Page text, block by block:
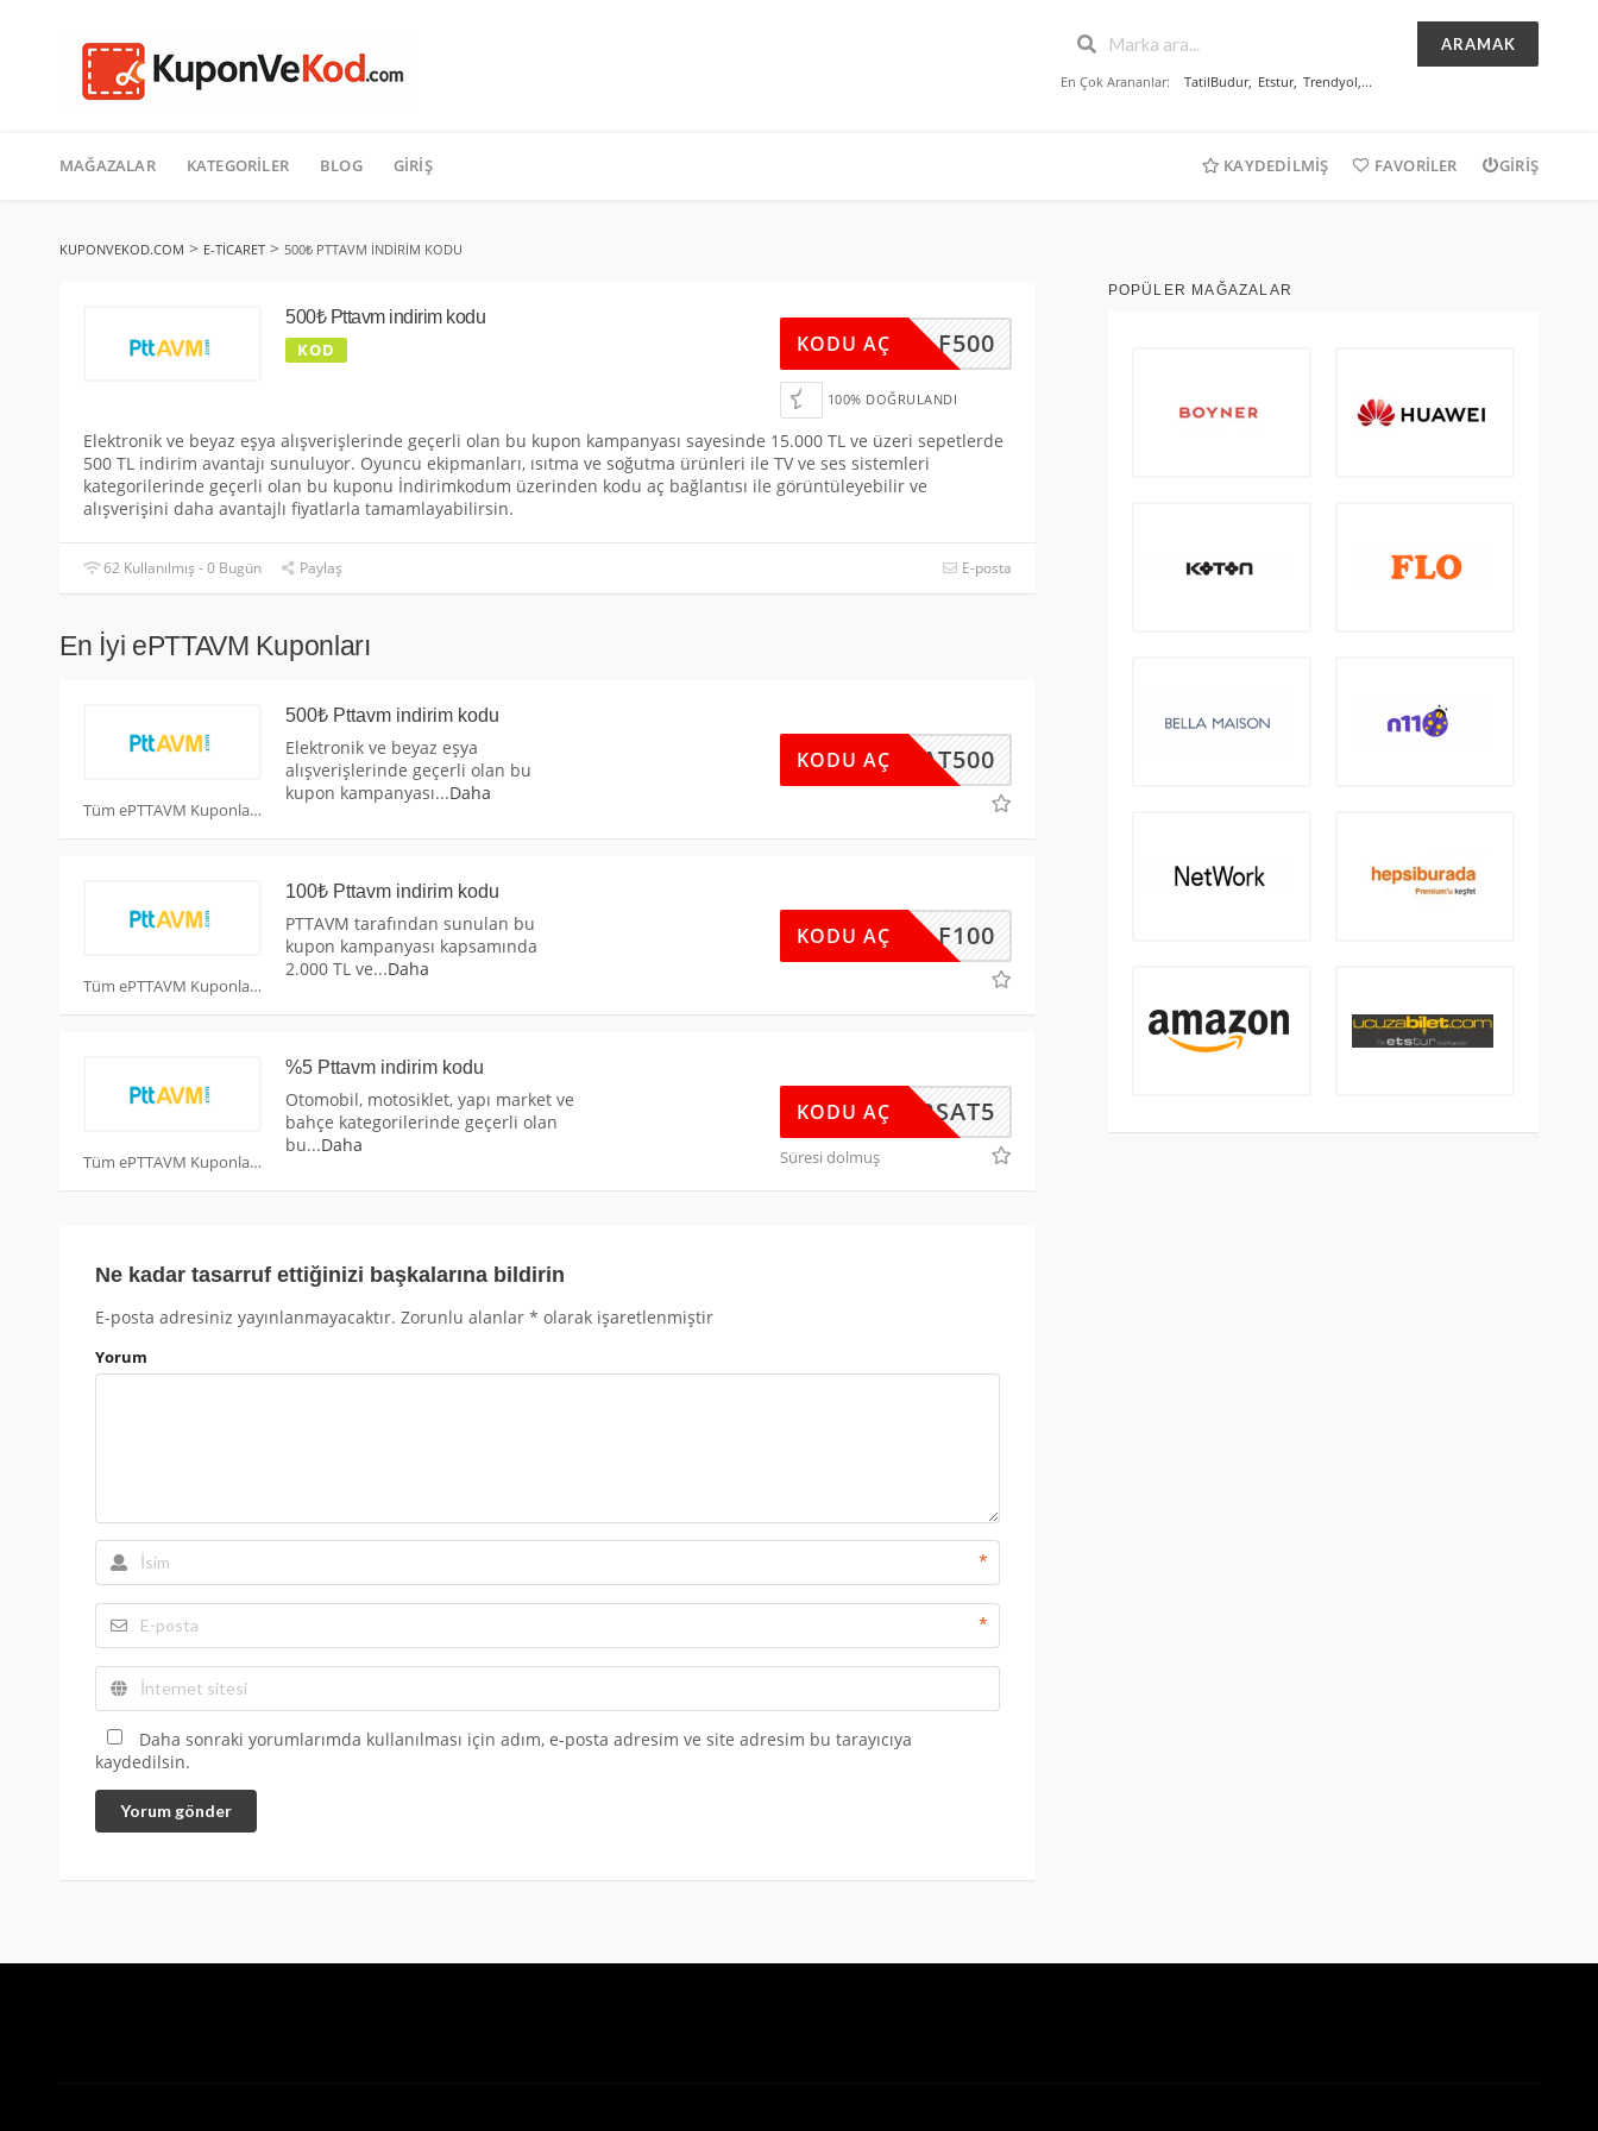
ARAMAK
En Çok Arananlar: TatilBudur, Etstur, Trendyol,...
geç
MAĞAZALAR KATEGORILER BLOG GIRIŞ KAYDEDILMIŞ FAVORILER GIRIŞ
KUPONVEKOD.COM > E-TICARET > 500₺ PTTAVM INDIRIM KODU
500₺ Pttavm indirim kodu
KOD F500
KODU AÇ
100% DOĞRULANDI
Elektronik ve beyaz eşya alışverişlerinde geçerli olan bu kupon kampanyası sayesinde 15.000 TL ve üzeri sepetlerde
500 TL indirim avantajı sunuluyor. Oyuncu ekipmanları, ısıtma ve soğutma ürünleri ile TV ve ses sistemleri
kategorilerinde geçerli olan bu kuponu İndirimkodum üzerinden kodu aç bağlantısı ile görüntüleyebilir ve
alışverişini daha avantajlı fiyatlarla tamamlayabilirsin.
62 Kullanılmış - 0 Bugün Paylaş E-posta
En İyi ePTTAVM Kuponları
Tüm ePTTAVM Kuponları
500₺ Pttavm indirim kodu
Elektronik ve beyaz eşya
alışverişlerinde geçerli olan bu
kupon kampanyası...Daha
IRSAT500
KODU AÇ
Tüm ePTTAVM Kuponları
100₺ Pttavm indirim kodu
PTTAVM tarafından sunulan bu
kupon kampanyası kapsamında
2.000 TL ve...Daha
F100
KODU AÇ
Tüm ePTTAVM Kuponları
%5 Pttavm indirim kodu
Otomobil, motosiklet, yapı market ve
bahçe kategorilerinde geçerli olan
bu...Daha
FIRSAT5
KODU AÇ
Süresi dolmuş
Ne kadar tasarruf ettiğinizi başkalarına bildirin
E-posta adresiniz yayınlanmayacaktır. Zorunlu alanlar * olarak işaretlenmiştir
Yorum
*
*
Daha sonraki yorumlarımda kullanılması için adım, e-posta adresim ve site adresim bu tarayıcıya
kaydedilsin.
Yorum gönder
POPÜLER MAĞAZALAR